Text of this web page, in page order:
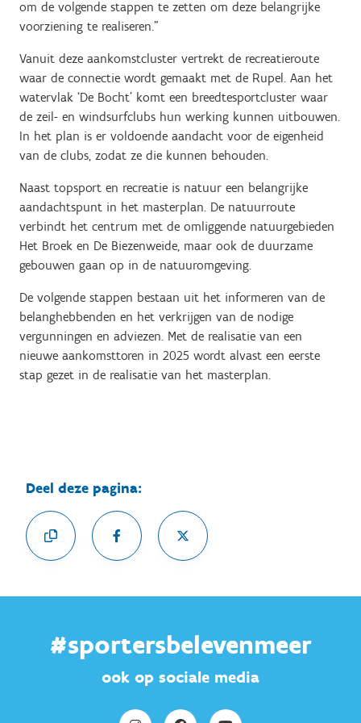
om de volgende stappen te zetten om deze belangrijke
voorziening te realiseren.”
Vanuit deze aankomstcluster vertrekt de recreatieroute
waar de connectie wordt gemaakt met de Rupel. Aan het
watervlak ‘De Bocht’ komt een breedtesportcluster waar
de zeil- en windsurfclubs hun werking kunnen uitbouwen.
In het plan is er voldoende aandacht voor de eigenheid
van de clubs, zodat ze die kunnen behouden.
Naast topsport en recreatie is natuur een belangrijke
aandachtspunt in het masterplan. De natuurroute
verbindt het centrum met de omliggende natuurgebieden
Het Broek en De Biezenweide, maar ook de duurzame
gebouwen gaan op in de natuuromgeving.
De volgende stappen bestaan uit het informeren van de
belanghebbenden en het verkrijgen van de nodige
vergunningen en adviezen. Met de realisatie van een
nieuwe aankomsttoren in 2025 wordt alvast een eerste
stap gezet in de realisatie van het masterplan.
Deel deze pagina:
#sportersbelevenmeer
ook op sociale media